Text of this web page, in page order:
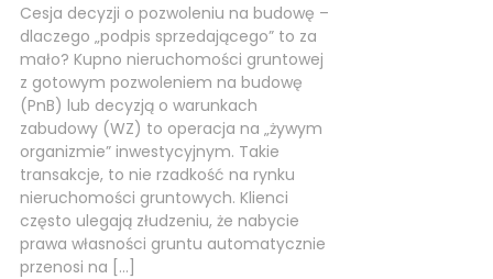
Cesja decyzji o pozwoleniu na budowę –
dlaczego „podpis sprzedającego” to za
mało? Kupno nieruchomości gruntowej
z gotowym pozwoleniem na budowę
(PnB) lub decyzją o warunkach
zabudowy (WZ) to operacja na „żywym
organizmie” inwestycyjnym. Takie
transakcje, to nie rzadkość na rynku
nieruchomości gruntowych. Klienci
często ulegają złudzeniu, że nabycie
prawa własności gruntu automatycznie
przenosi na […]